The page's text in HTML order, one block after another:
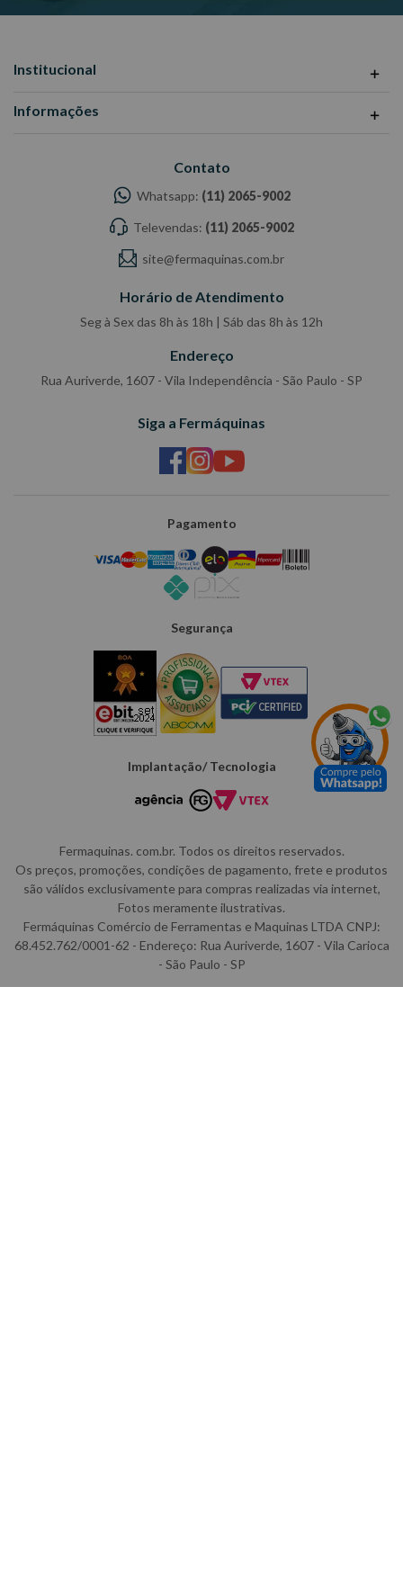
Institucional
Informações
Contato
Whatsapp: (11) 2065-9002
Televendas: (11) 2065-9002
site@fermaquinas.com.br
Horário de Atendimento
Seg à Sex das 8h às 18h | Sáb das 8h às 12h
Endereço
Rua Auriverde, 1607 - Vila Independência - São Paulo - SP
Siga a Fermáquinas
Pagamento
Segurança
Implantação/ Tecnologia
Fermaquinas. com.br. Todos os direitos reservados.
Os preços, promoções, condições de pagamento, frete e produtos
são válidos exclusivamente para compras realizadas via internet,
Fotos meramente ilustrativas.
Fermáquinas Comércio de Ferramentas e Maquinas LTDA CNPJ:
68.452.762/0001-62 - Endereço: Rua Auriverde, 1607 - Vila Carioca
- São Paulo - SP